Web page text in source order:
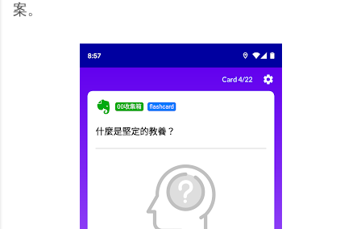
案。